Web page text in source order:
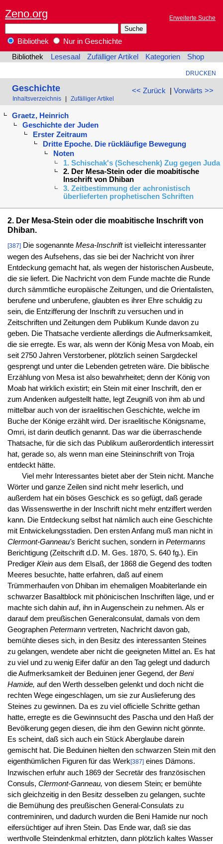
Zeno.org Erweiterte Suche
Bibliothek
Nur in Geschichte
Bibliothek
Lesesaal Zufälliger Artikel Kategorien Shop
DRUCKEN
<< Zurück | Vorwärts >>
Geschichte
Inhaltsverzeichnis Zufälliger Artikel
Graetz, Heinrich
Geschichte der Juden
Erster Zeitraum
Dritte Epoche. Die rückläufige Bewegung
Noten
1. Schischak's (Scheschenk) Zug gegen Juda
2. Der Mesa-Stein oder die moabitische
Inschrift von Dhiban
3. Zeitbestimmung der achronistisch
überlieferten prophetischen Schriften
2. Der Mesa-Stein oder die moabitische Inschrift von
Dhiban.
[387]Die sogenannte Mesa-Inschriftist vielleicht interessanter
wegen des Aufsehens, das sie bei der Nachricht von ihrer
Entdeckung gemacht hat, als wegen der historischen Ausbeute,
die sie liefert. Die Nachricht von dem Funde machte die Runde
durch sämmtliche europäische Zeitungen, und die Orientalisten,
berufene und unberufene, glaubten es ihrer Ehre schuldig zu
sein, die Entzifferung der Inschrift zu versuchen und in
Zeitschriften und Zeitungen dem Publikum Kunde davon zu
geben. Die Thatsache verdiente allerdings die Aufmerksamkeit,
die sie erregte. Es war, als wenn der König Mesa von Moab, ein
seit 2750 Jahren Verstorbener, plötzlich seinen Sargdeckel
gesprengt und unter die Lebenden getreten wäre. Die biblische
Erzählung von Mesa ist also bewahrheitet; denn der König von
Moab hat wirklich existirt; ein Stein mit einer Inschrift, den er
zum Andenken aufgestellt hatte, legt Zeugniß von ihm ab und
mittelbar auch von der israelitischen Geschichte, welche im
Buche der Könige erzählt wird. Der israelitische Königsname,
Omri, ist darin deutlich genannt. Das war die überraschende
Thatsache, für die sich das Publikum außerordentlich interessirt
hat, gerade so, als wenn man eine Steininschrift von Troja
entdeckt hätte.
Viel mehr Interessantes bietet aber der Stein nicht. Manche
Wörter und ganze Zeilen sind nicht mehr leserlich, und
außerdem hat ein böses Geschick es so gefügt, daß gerade
das Wissenswerthe in der Inschrift nicht mehr entziffert werden
kann. Die Entdeckung selbst hat nämlich auch eine Geschichte
mit Entwickelungsstadien. Den ersten Anfang muß man nicht in
Clermont-Ganneau's Bericht suchen, sondern in Petermanns
Berichtigung (Zeitschrift d.D. M. Ges. 1870, S. 640 fg.). Ein
Prediger Kleinaus dem Elsaß, der 1868 die Gegend des todten
Meeres besuchte, hatte erfahren, daß auf einem
Trümmerhaufen von Dhiban im ehemaligen Moabiterlande ein
schwarzer Basaltblock mit phönicischen Inschriften läge, und er
machte sich dahin auf, ihn in Augenschein zu nehmen. Als er
darauf dem preußischen Generalconsulat, damals von dem
Geographen Petermannvertreten, Nachricht davon gab,
bemühte dieses sich, in den Besitz des interessanten Steines
zu gelangen, wendete aber nicht die geeigneten Mittel an. Es hat
zu viel und zu wenig Eifer dafür an den Tag gelegt und dadurch
die Aufmerksamkeit der Beduinen jener Gegend, derBeni
Hamide, auf den Werth desselben gelenkt und doch nicht die
rechten Wege eingeschlagen, um sie zur Auslieferung des
Steines zu gewinnen. Da es zu viel officielle Schritte gethan
hatte, erregte es die Gewinnsucht des Pascha und den Haß der
Bevölkerung gegen diesen, die ihm den Gewinn nicht gönnte.
Es scheint, daß sich auch ein Stück Aberglaube darein
gemischt hat. Die Beduinen hielten den schwarzen Stein mit den
eigenthümlichen Figuren für das Werk[387]eines Dämons.
Inzwischen erfuhr auch 1869 der Secretär des französischen
Consuls, Clermont-Ganneau, von diesem Stein; er bemühte
sich gleichzeitig in den Besitz desselben zu gelangen, suchte
die Bemühung des preußischen General-Consulats zu
contreminiren, und dadurch wurden die Beni Hamide nur noch
eifersüchtiger auf ihren Stein. Das Ende war, daß sie das
werthvolle Steindenkmal erhitzten, dann plötzlich kaltes Wasser